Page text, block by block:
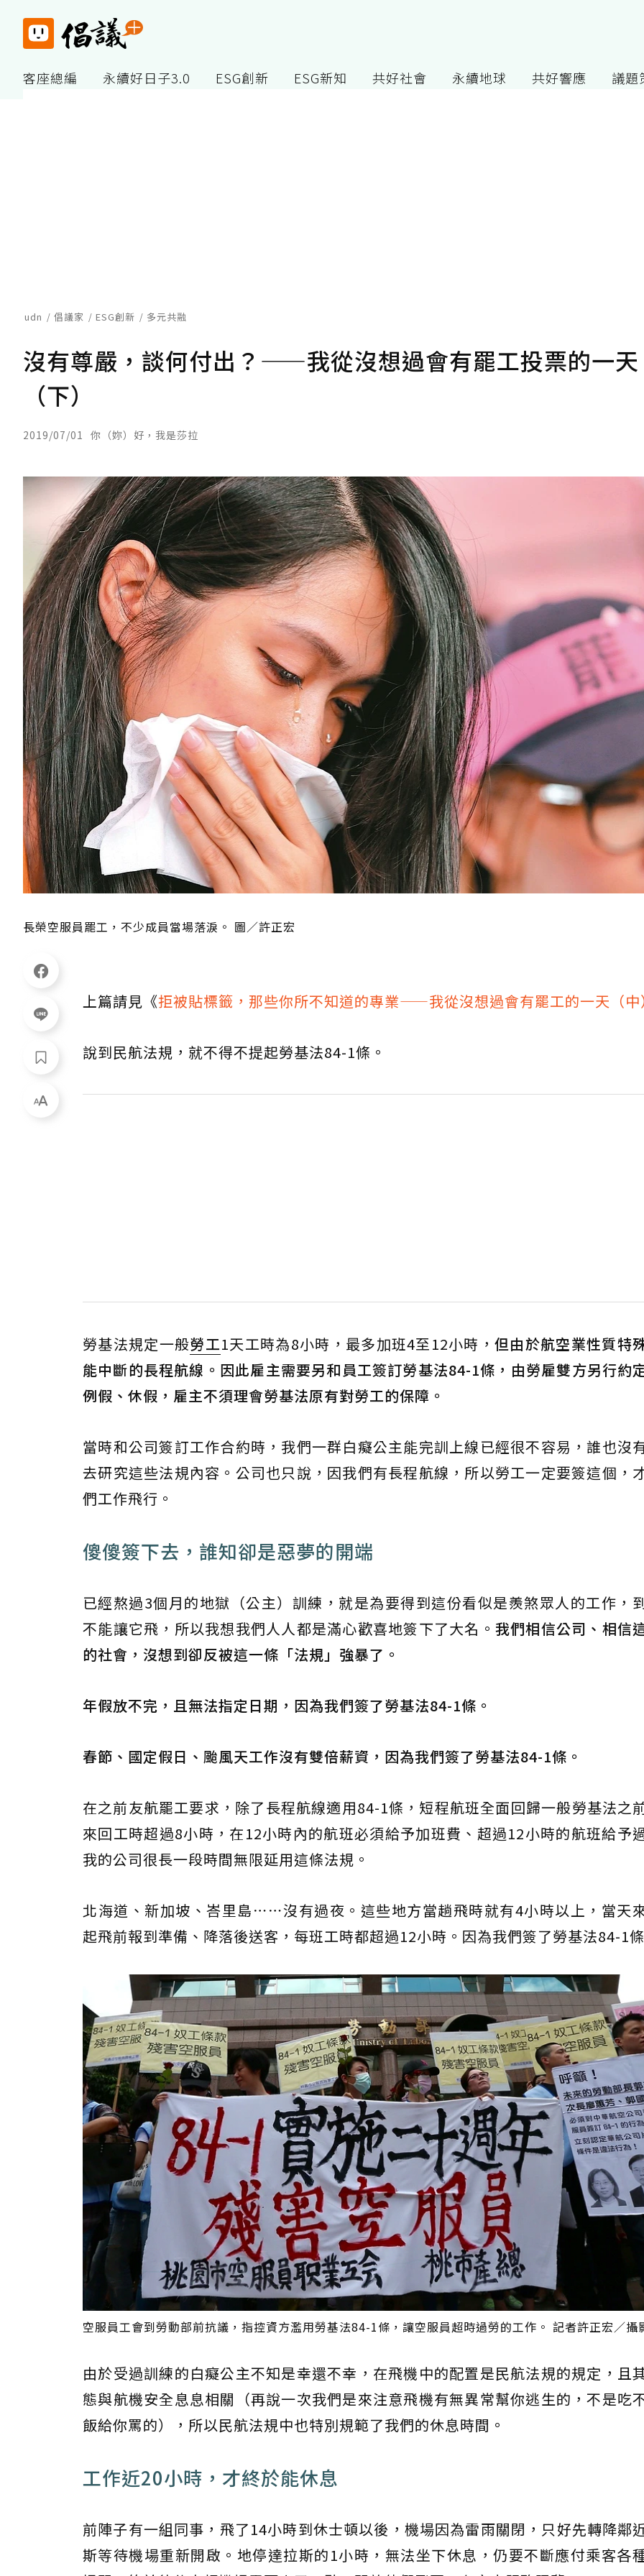
客座總編 永續好日子3.0 ESG創新 ESG新知 共好社會 永續地球 共好響應 議題
udn 倡議家 ESG創新 多元共融
沒有尊嚴，談何付出？——我從沒想過會有罷工投票的一天
（下）
2019/07/01 你（妳）好，我是莎拉
長榮空服員罷工，不少成員當場落淚。 圖／許正宏
上篇請見《拒被貼標籤，那些你所不知道的專業——我從沒想過會有罷工的一天（中
說到民航法規，就不得不提起勞基法84-1條。
勞基法規定一般勞工1天工時為8小時，最多加班4至12小時，但由於航空業性質特
能中斷的長程航線。因此雇主需要另和員工簽訂勞基法84-1條，由勞雇雙方另行約
例假、休假，雇主不須理會勞基法原有對勞工的保障。
當時和公司簽訂工作合約時，我們一群白癡公主能完訓上線已經很不容易，誰也沒
去研究這些法規內容。公司也只說，因我們有長程航線，所以勞工一定要簽這個，
們工作飛行。
傻傻簽下去，誰知卻是惡夢的開端
已經熬過3個月的地獄（公主）訓練，就是為要得到這份看似是羨煞眾人的工作，
不能讓它飛，所以我想我們人人都是滿心歡喜地簽下了大名。 我們相信公司、相信
的社會，沒想到卻反被這一條「法規」強暴了。
年假放不完，且無法指定日期，因為我們簽了勞基法84-1條。
春節、國定假日、颱風天工作沒有雙倍薪資，因為我們簽了勞基法84-1條。
在之前友航罷工要求，除了長程航線適用84-1條，短程航班全面回歸一般勞基法之
來回工時超過8小時，在12小時內的航班必須給予加班費、超過12小時的航班給予
我的公司很長一段時間無限延用這條法規。
北海道、新加坡、峇里島⋯⋯沒有過夜。這些地方當趟飛時就有4小時以上，當天
起飛前報到準備、降落後送客，每班工時都超過12小時。因為我們簽了勞基法84-1
空服員工會到勞動部前抗議，指控資方濫用勞基法84-1條，讓空服員超時過勞的工作。 記者許正宏／攝
由於受過訓練的白癡公主不知是幸還不幸，在飛機中的配置是民航法規的規定，且
態與航機安全息息相關（再說一次我們是來注意飛機有無異常幫你逃生的，不是吃
飯給你罵的），所以民航法規中也特別規範了我們的休息時間。
工作近20小時，才終於能休息
前陣子有一組同事，飛了14小時到休士頓以後，機場因為雷雨關閉，只好先轉降鄰
斯等待機場重新開啟。地停達拉斯的1小時，無法坐下休息，仍要不斷應付乘客各